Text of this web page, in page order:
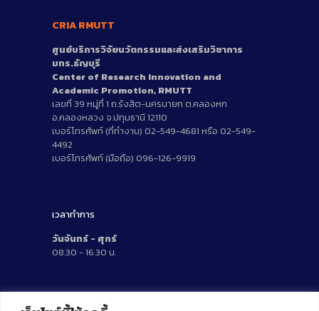
CRIA RMUTT
ศูนย์บริการวิจัยนวัตกรรมและส่งเสริมวิชาการ
มทร.ธัญบุรี
Center of Research Innovation and
Academic Promotion, RMUTT
เลขที่ 39 หมู่ที่ 1 ถ.รังสิต-นครนายก ต.คลองหก
อ.คลองหลวง จ.ปทุมธานี 12110
เบอร์โทรศัพท์ (ที่ทำงาน) 02-549-4681 หรือ 02-549-
4492
เบอร์โทรศัพท์ (มือถือ) 096-126-9919
เวลาทำการ
วันจันทร์ - ศุกร์
08.30 - 16.30 น.